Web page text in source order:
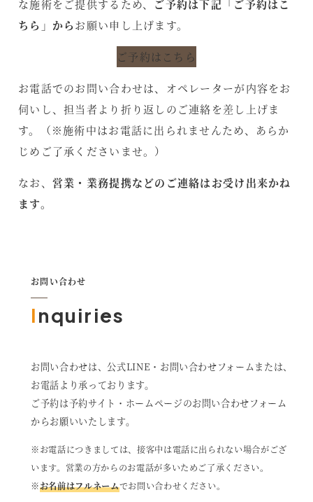
な施術をご提供するため、 ご予約は下記「ご予約はこ
ちら」からお願い申し上げます。
ご予約はこちら
お電話でのお問い合わせは、オペレーターが内容をお
伺いし、担当者より折り返しのご連絡を差し上げま
す。（※施術中はお電話に出られませんため、あらか
じめご了承くださいませ。）
なお、 営業・業務提携などのご連絡はお受け出来かね
ます。
お問い合わせ
Inquiries
お問い合わせは、公式LINE・お問い合わせフォームまたは、
お電話より承っております。
ご予約は予約サイト・ホームページのお問い合わせフォーム
からお願いいたします。
※お電話につきましては、接客中は電話に出られない場合がござ
います。営業の方からのお電話が多いためご了承ください。
※お名前はフルネームでお問い合わせください。